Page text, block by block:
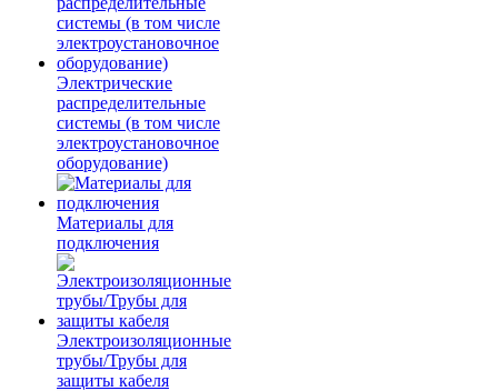
Электрические
распределительные
системы (в том числе
электроустановочное
оборудование)
Материалы для
подключения
Электроизоляционные
трубы/Трубы для
защиты кабеля